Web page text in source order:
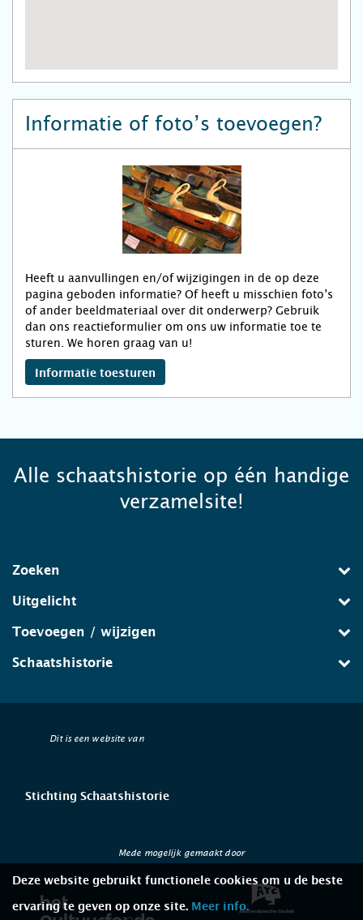
Informatie of foto’s toevoegen?
Heeft u aanvullingen en/of wijzigingen in de op deze
pagina geboden informatie? Of heeft u misschien foto’s
of ander beeldmateriaal over dit onderwerp? Gebruik
dan ons reactieformulier om ons uw informatie toe te
sturen. We horen graag van u!
Informatie toesturen
Alle schaatshistorie op één handige
verzamelsite!
Zoeken
Uitgelicht
Toevoegen / wijzigen
Schaatshistorie
Dit is een website van
Stichting Schaatshistorie
Mede mogelijk gemaakt door
Deze website gebruikt functionele cookies om u de beste
ervaring te geven op onze site. Meer info.